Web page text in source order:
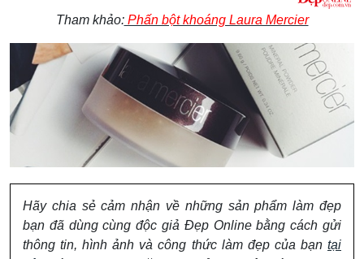
Tham khảo:Phấn bột khoáng Laura Mercier
Hãy chia sẻ cảm nhận về những sản phẩm làm đẹp
bạn đã dùng cùng độc giả Đẹp Online bằng cách gửi
thông tin, hình ảnh và công thức làm đẹp của bạn tại